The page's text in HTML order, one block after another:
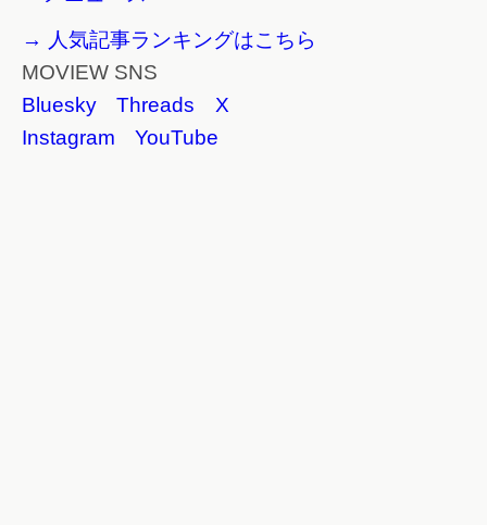
→ 人気記事ランキングはこちら
MOVIEW SNS
Bluesky
Threads
X
Instagram
YouTube